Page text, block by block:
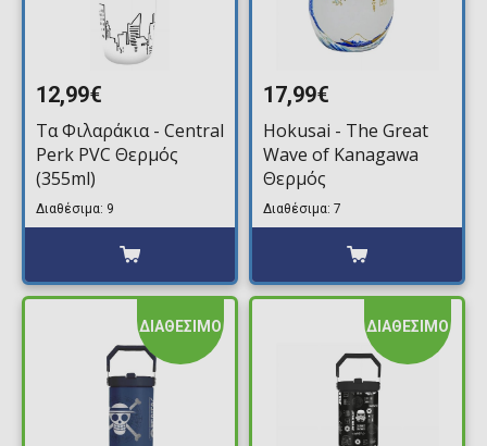
12,99€
Τα Φιλαράκια - Central
Perk PVC Θερμός
(355ml)
Διαθέσιμα: 9
17,99€
Hokusai - The Great
Wave of Kanagawa
Θερμός
Διαθέσιμα: 7
ΔΙΑΘΕΣΙΜΟ ΔΙΑΘΕΣΙΜΟ